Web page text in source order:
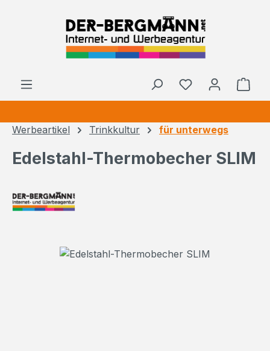
Werbeartikel Trinkkultur für unterwegs
Edelstahl-Thermobecher SLIM
Bildergalerie überspringen